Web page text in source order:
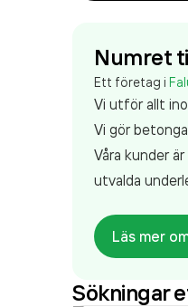
Numret
Ett företag i
Vi utför allt
Vi gör
Våra kunder
utvalda
Läs mer
Sökningar